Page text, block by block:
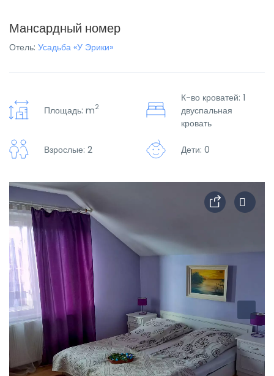
Мансардный номер
Отель: Усадьба «У Эрики»
Площадь: m2
К-во кроватей: 1
двуспальная
кровать
Взрослые: 2 Дети: 0